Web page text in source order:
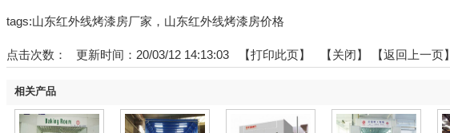
tags:山东红外线烤漆房厂家，山东红外线烤漆房价格
点击次数： 更新时间：20/03/12 14:13:03 【打印此页】 【关闭】 【返回上一页】
相关产品